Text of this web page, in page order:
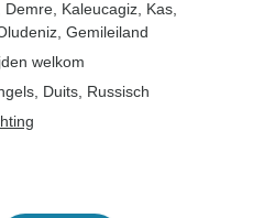
, Demre , Kaleucagiz , Kas
Oludeniz , Gemileiland
welkom
Duits, Russisch